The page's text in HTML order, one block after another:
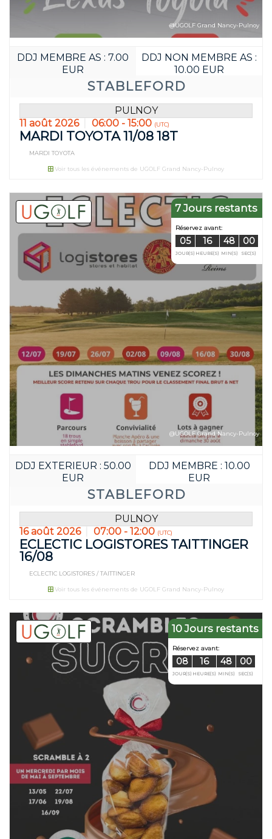
STABLEFORD
DDJ MEMBRE AS : 7.00
EUR
DDJ NON MEMBRE AS :
10.00 EUR
@UGOLF Grand Nancy-Pulnoy
PULNOY
11 août 2026
06:00 - 15:00 (UTC)
MARDI TOYOTA 11/08 18T
MARDI TOYOTA
Voir tous les événements de UGOLF Grand Nancy-Pulnoy
7 Jours restants
Réservez
STABLEFORD
DDJ EXTERIEUR : 50.00
EUR
DDJ MEMBRE : 10.00
EUR
@UGOLF Grand Nancy-Pulnoy
PULNOY
16 août 2026
07:00 - 12:00 (UTC)
ECLECTIC LOGISTORES TAITTINGER
16/08
ECLECTIC LOGISTORES / TAITTINGER
Voir tous les événements de UGOLF Grand Nancy-Pulnoy
10 Jours restants